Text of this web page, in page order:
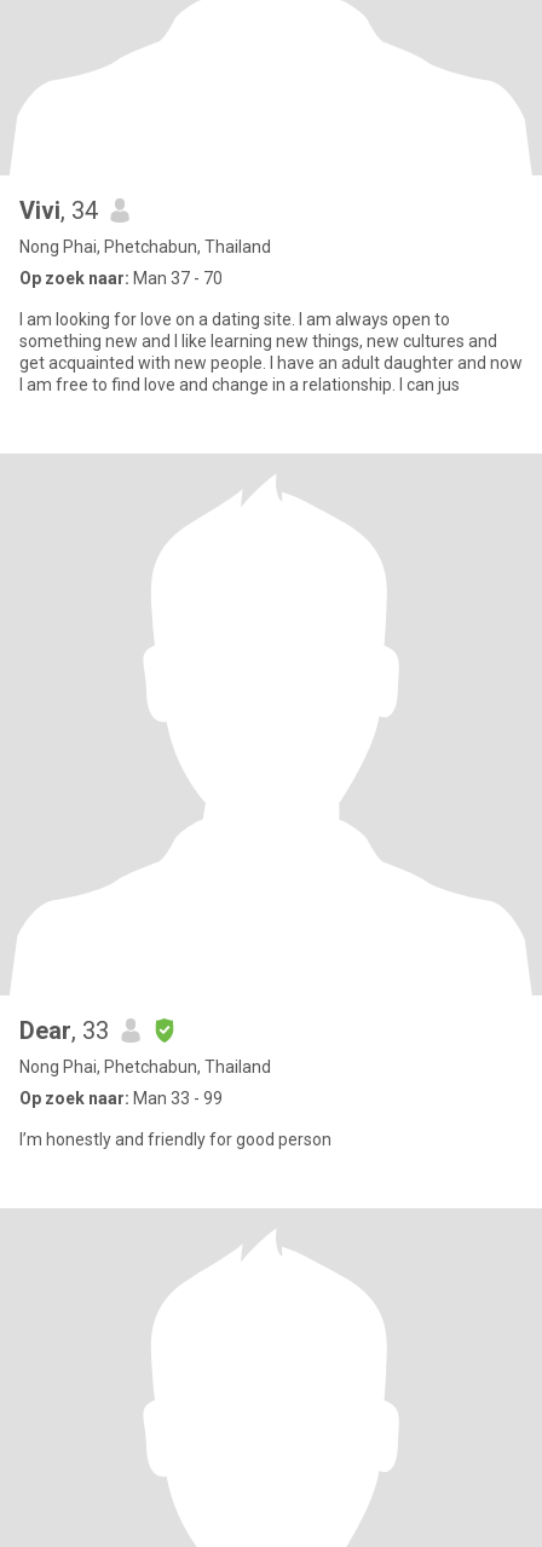
Vivi, 34
Nong Phai, Phetchabun, Thailand
Op zoek naar: Man 37 - 70
I am looking for love on a dating site. I am always open to
something new and I like learning new things, new cultures and
get acquainted with new people. I have an adult daughter and now
I am free to find love and change in a relationship. I can jus
Dear, 33
Nong Phai, Phetchabun, Thailand
Op zoek naar: Man 33 - 99
I’m honestly and friendly for good person